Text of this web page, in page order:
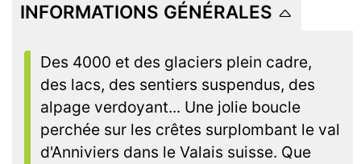
INFORMATIONS GÉNÉRALES
Des 4000 et des glaciers plein cadre,
des lacs, des sentiers suspendus, des
alpage verdoyant... Une jolie boucle
perchée sur les crêtes surplombant le val
d'Anniviers dans le Valais suisse. Que